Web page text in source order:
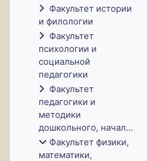
Факультет истории
и филологии
Факультет
психологии и
социальной
педагогики
Факультет
педагогики и
методики
дошкольного, начал...
Факультет физики,
математики,